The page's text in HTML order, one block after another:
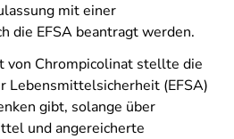
mit einer
die EFSA beantragt werden.
von Chrompicolinat stellte die
Lebensmittelsicherheit (EFSA)
gibt, solange über
und angereicherte